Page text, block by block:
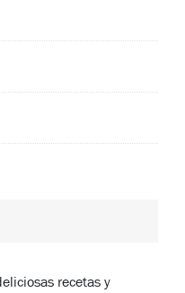
recetas y